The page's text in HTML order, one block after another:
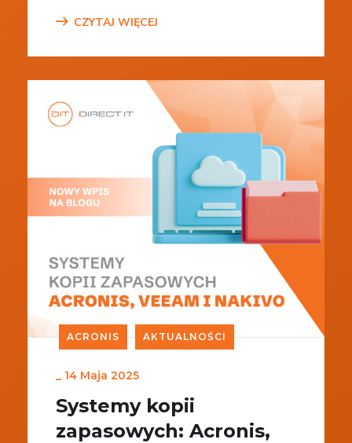
CZYTAJ WIĘCEJ
ACRONIS AKTUALNOŚCI
_ 14 Maja 2025
Systemy kopii
zapasowych: Acronis,